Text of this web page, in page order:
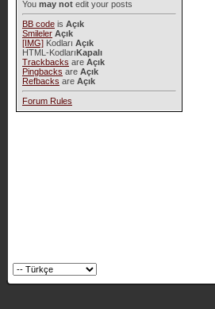
You may notedit your posts
BB codeis Açık
Smileler Açık
[IMG]Kodları Açık
HTML-KodlarıKapalı
Trackbacks are Açık
Pingbacks are Açık
Refbacks are Açık
Forum Rules